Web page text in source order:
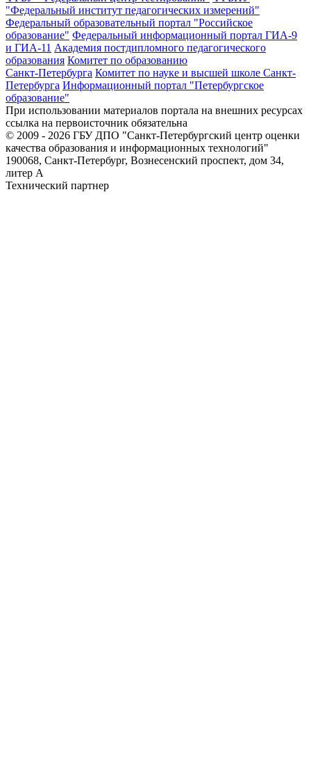
"Федеральный институт педагогических измерений"
Федеральный образовательный портал "Российское
образование" Федеральный информационный портал ГИА-9
и ГИА-11 Академия постдипломного педагогического
образования Комитет по образованию
Санкт-Петербурга Комитет по науке и высшей школе Санкт-
Петербурга Информационный портал "Петербургское
образование"
При использовании материалов портала на внешних ресурсах
ссылка на первоисточник обязательна
© 2009 - 2026 ГБУ ДПО "Санкт-Петербургский центр оценки
качества образования и информационных технологий"
190068, Санкт-Петербург, Вознесенский проспект, дом 34,
литер А
Технический партнер